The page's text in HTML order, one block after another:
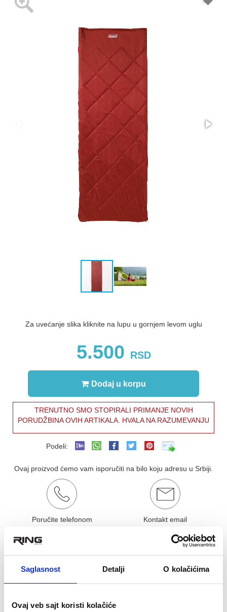
Saglasnost Detalji O kolačićima
Ovaj veb sajt koristi kolačiće
Za uvećanje slika kliknite na lupu u gornjem levom uglu
5.500 RSD
Dodaj u korpu
TRENUTNO SMO STOPIRALI PRIMANJE NOVIH
PORUDŽBINA OVIH ARTIKALA. HVALA NA RAZUMEVANJU
Podeli:
Ovaj proizvod ćemo vam isporučiti na bilo koju adresu u Srbiji.
Poručite telefonom
Kontakt email
★★★★★
Vreća za spavanje - COLEMAN - Durango Single